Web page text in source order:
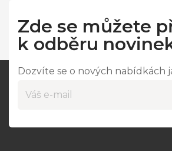
Zde se můžete
k odběru
Dozvíte se o nových nabídkách